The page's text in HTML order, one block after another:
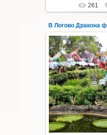
261
"В Логово
мистический
Паттайи на
Всего